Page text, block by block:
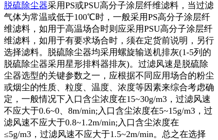
脱硫除尘器采用PS或PSU高分子涂层纤维滤料，当过滤
气体为常温或低于100℃时，一般采用PS高分子涂层纤
维滤料，如用于高温场合时则应采用PSU高分子涂层纤
维滤料，如用于有要求场合时，须在定货前说明，另行
选择滤料。脱硫除尘器均采用螺旋输送机排灰(1-5列的
脱硫除尘器采用星形排料器排灰)。过滤风速是脱硫除
尘器选型的关键参数之一，应根据不同应用场合的粉尘
或烟尘的性质、粒度、温度、浓度等因素来综合考虑确
定，一般情况下入口含尘浓度在15~30g/m3，过滤风速
不应大于0.6~0、8m/min;入口含尘浓度在5~15g/m3，过
滤风速不应大于0.8~1.2m/min;入口含尘浓度在
≤5g/m3，过滤风速不应大于1.5~2m/min。总之在选择